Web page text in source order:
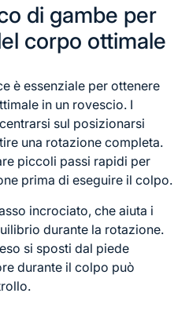
di gambe per
corpo ottimale
è essenziale per ottenere
in un rovescio. I
sul posizionarsi
una rotazione completa.
piccoli passi rapidi per
prima di eseguire il colpo.
incrociato, che aiuta i
durante la rotazione.
si sposti dal piede
durante il colpo può